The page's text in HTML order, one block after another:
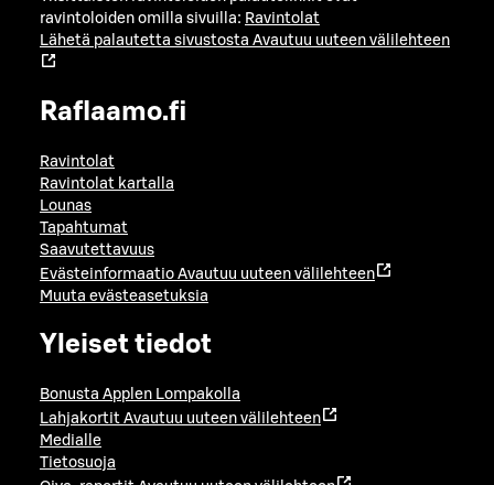
ravintoloiden omilla sivuilla: Ravintolat
Lähetä palautetta sivustosta Avautuu uuteen välilehteen
Raflaamo.fi
Ravintolat
Ravintolat kartalla
Lounas
Tapahtumat
Saavutettavuus
Evästeinformaatio Avautuu uuteen välilehteen
Muuta evästeasetuksia
Yleiset tiedot
Bonusta Applen Lompakolla
Lahjakortit Avautuu uuteen välilehteen
Medialle
Tietosuoja